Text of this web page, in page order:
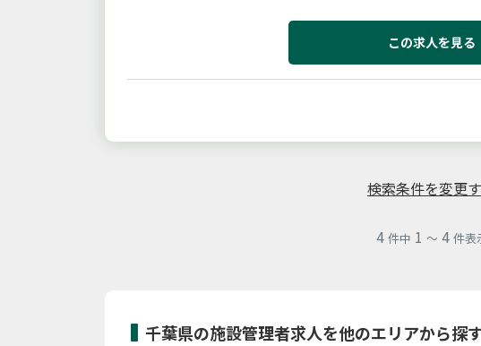
この求人を見る
検索条件を変更
4 件中 1 ～ 4 件表
千葉県の施設管理者求人を他のエリアから探